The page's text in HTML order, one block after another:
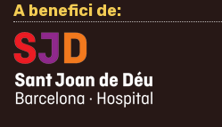
A benefici de: